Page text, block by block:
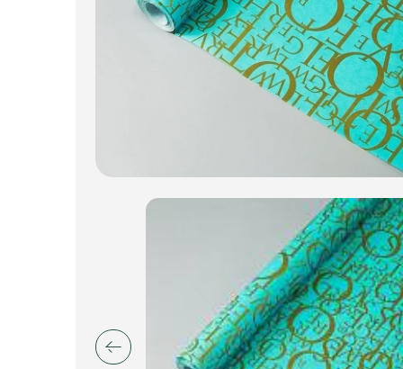
Искусственные цветы и растения
Декоративные вазы, кашпо
Изделия из металла